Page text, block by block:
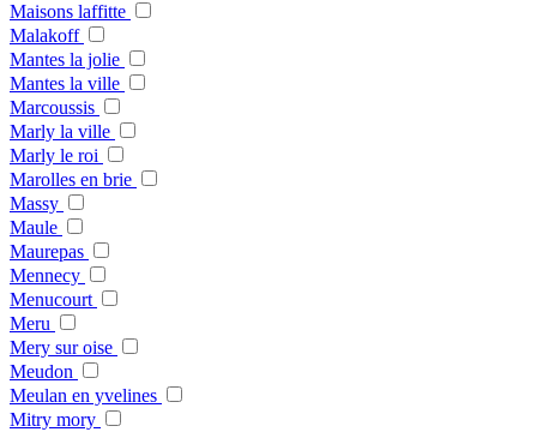
Maisons laffitte
Malakoff
Mantes la jolie
Mantes la ville
Marcoussis
Marly la ville
Marly le roi
Marolles en brie
Massy
Maule
Maurepas
Mennecy
Menucourt
Meru
Mery sur oise
Meudon
Meulan en yvelines
Mitry mory